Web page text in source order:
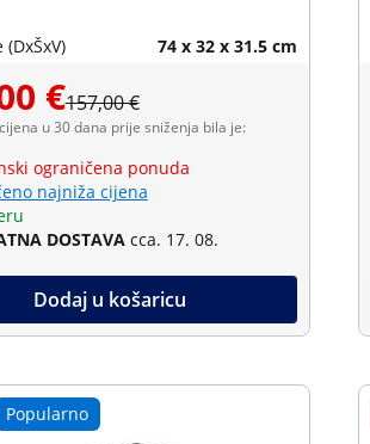
74 x 32 x 31.5 cm
€157,00 €
u 30 dana prije sniženja bila je:
ograničena ponuda
najniža cijena
DOSTAVA cca. 17. 08.
Dodaj u košaricu
Popularno